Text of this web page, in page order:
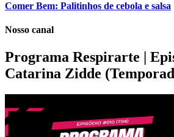
Comer Bem: Palitinhos de cebola e salsa
Nosso canal
Programa Respirarte |
Catarina Zidde